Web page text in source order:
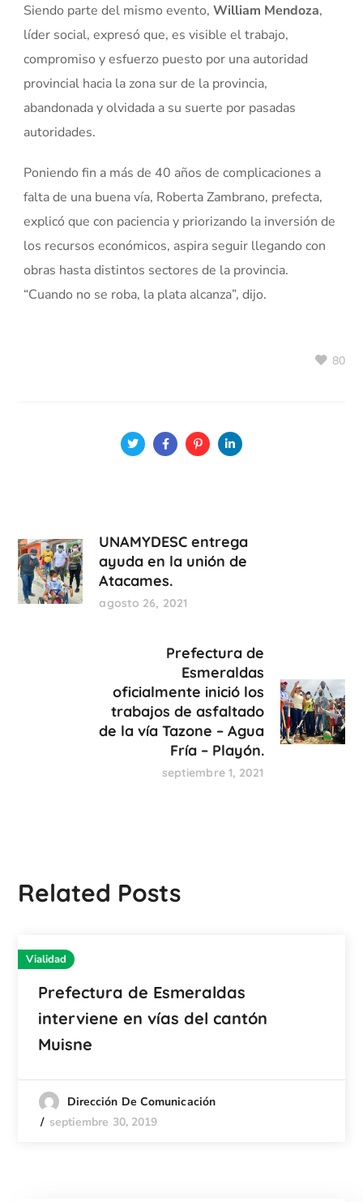
Siendo parte del mismo evento,William Mendoza,
líder social, expresó que, es visible el trabajo,
compromiso y esfuerzo puesto por una autoridad
provincial hacia la zona sur de la provincia,
abandonada y olvidada a su suerte por pasadas
autoridades.
Poniendo fin a más de 40 años de complicaciones a
falta de una buena vía, Roberta Zambrano, prefecta,
explicó que con paciencia y priorizando la inversión de
los recursos económicos, aspira seguir llegando con
obras hasta distintos sectores de la provincia.
“Cuando no se roba, la plata alcanza”, dijo.
80
UNAMYDESC entrega
ayuda en la unión de
Atacames.
agosto 26, 2021
Prefectura de
Esmeraldas
oficialmente inició los
trabajos de asfaltado
de la vía Tazone – Agua
Fría – Playón.
septiembre 1, 2021
Related Posts
Vialidad
Prefectura de Esmeraldas
interviene en vías del cantón
Muisne
Dirección De Comunicación
septiembre 30, 2019